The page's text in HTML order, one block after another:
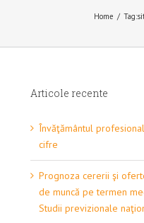
Home / Tag:
Articole recente
Învăţământul
cifre
Prognoza cererii şi
de muncă pe termen
Studii previzionale